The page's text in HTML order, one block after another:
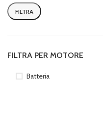
Prezzo
Prezzo
FILTRA
FILTRA PER MOTORE
Batteria